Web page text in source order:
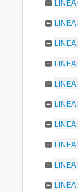
LINEA
LINEA
LINEA
LINEA
LINEA
LINEA
LINEA
LINEA
LINEA